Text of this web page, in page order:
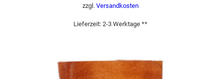
zzgl. Versandkosten
Lieferzeit: 2-3 Werktage **